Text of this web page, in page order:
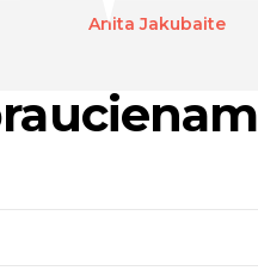
Anita Jakubaite